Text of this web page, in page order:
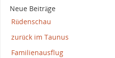
Neue Beiträge
Rüdenschau
zurück im Taunus
Familienausflug